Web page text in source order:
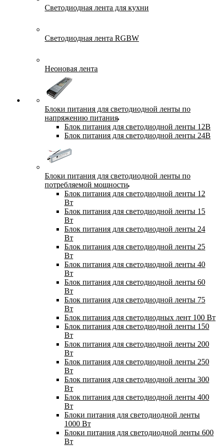
Светодиодная лента для кухни
Светодиодная лента RGBW
Неоновая лента
Блоки питания для светодиодной ленты по
напряжению питания
Блок питания для светодиодной ленты 12В
Блок питания для светодиодной ленты 24В
Блоки питания для светодиодной ленты по
потребляемой мощности
Блок питания для светодиодной ленты 12
Вт
Блок питания для светодиодной ленты 15
Вт
Блок питания для светодиодной ленты 24
Вт
Блок питания для светодиодной ленты 25
Вт
Блок питания для светодиодной ленты 40
Вт
Блок питания для светодиодной ленты 60
Вт
Блок питания для светодиодной ленты 75
Вт
Блок питания для светодиодных лент 100 Вт
Блок питания для светодиодной ленты 150
Вт
Блок питания для светодиодной ленты 200
Вт
Блок питания для светодиодной ленты 250
Вт
Блок питания для светодиодной ленты 300
Вт
Блок питания для светодиодной ленты 400
Вт
Блоки питания для светодиодной ленты
1000 Вт
Блоки питания для светодиодной ленты 600
Вт